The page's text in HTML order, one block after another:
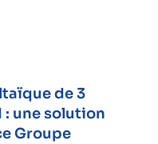
de 3
: une solution
Groupe